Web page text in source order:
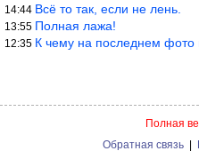
14:44 Всё то так, если не лень.
13:55 Полная лажа!
12:35 К чему на последнем фото над
Полная
Обратная связь |